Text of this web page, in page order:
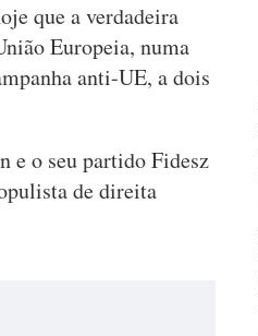
que a verdadeira
Europeia, numa
anti-UE, a dois
e o seu partido Fidesz
de direita